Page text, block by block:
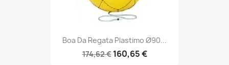
Boa Da Regata Plastimo Ø90...
174,62 € 160,65 €